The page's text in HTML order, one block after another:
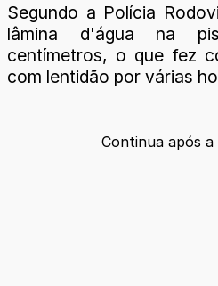
Segundo a Polícia
lâmina d'água na
centímetros, o que fez
com lentidão por várias
Continua após a